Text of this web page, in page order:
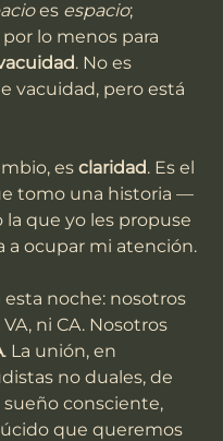
es espacio;
lo menos para
. No es
vacuidad, pero está
es claridad. Es el
tomo una historia —
la que yo les propuse
a ocupar mi atención.
esta noche: nosotros
ni CA. Nosotros
. La unión, en
no duales, de
sueño consciente,
que queremos